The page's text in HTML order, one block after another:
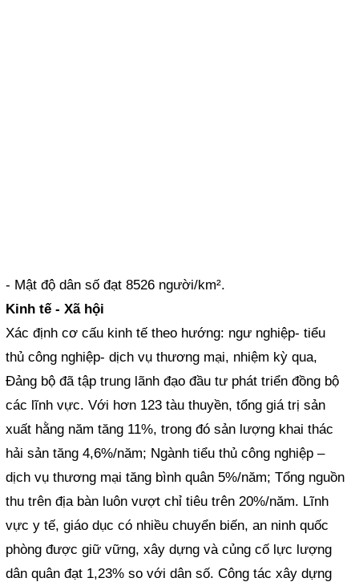
- Mật độ dân số đạt 8526 người/km².
Kinh tế - Xã hội
Xác định cơ cấu kinh tế theo hướng: ngư nghiệp- tiểu
thủ công nghiệp- dịch vụ thương mại, nhiệm kỳ qua,
Đảng bộ đã tập trung lãnh đạo đầu tư phát triển đồng bộ
các lĩnh vực. Với hơn 123 tàu thuyền, tổng giá trị sản
xuất hằng năm tăng 11%, trong đó sản lượng khai thác
hải sản tăng 4,6%/năm; Ngành tiểu thủ công nghiệp –
dịch vụ thương mại tăng bình quân 5%/năm; Tổng nguồn
thu trên địa bàn luôn vượt chỉ tiêu trên 20%/năm. Lĩnh
vực y tế, giáo dục có nhiều chuyển biến, an ninh quốc
phòng được giữ vững, xây dựng và củng cố lực lượng
dân quân đạt 1,23% so với dân số. Công tác xây dựng